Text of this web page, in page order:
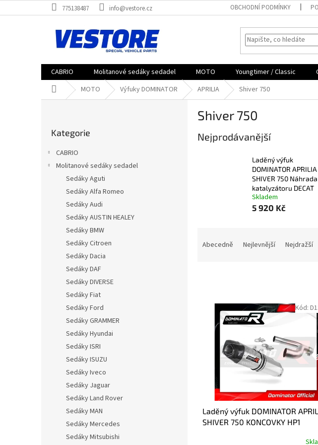
na
775138487 info@vestore.cz OBCHODNÍ PODMÍNKY
CABRIO Molitanové sedáky sedadel MOTO Youngtimer / Classic
Domů MOTO Výfuky DOMINATOR APRILIA Shiver 750
kategorie
Kategorie
CABRIO
Molitanové sedáky sedadel
Sedáky Aguti
Sedáky Alfa Romeo
Sedáky Audi
Sedáky AUSTIN HEALEY
Sedáky BMW
Sedáky Citroen
Sedáky Dacia
Sedáky DAF
Sedáky DIVERSE
Sedáky Fiat
Sedáky Ford
Sedáky GRAMMER
Sedáky Hyundai
Sedáky ISRI
Sedáky ISUZU
Sedáky Iveco
Sedáky Jaguar
Sedáky Land Rover
Sedáky MAN
Sedáky Mercedes
Sedáky Mitsubishi
Shiver 750
Nejprodávanější
Laděný výfuk
DOMINATOR APRILIA
SHIVER 750 Náhrada
katalyzátoru DECAT
Skladem
5 920 Kč
Abecedně Nejlevnější Nejdražší
Laděný výfuk DOMINATOR
SHIVER 750 KONCOVKY HP1
Kód: